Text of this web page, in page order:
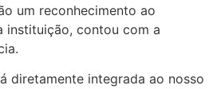
um reconhecimento ao
instituição, contou com a
diretamente integrada ao nosso